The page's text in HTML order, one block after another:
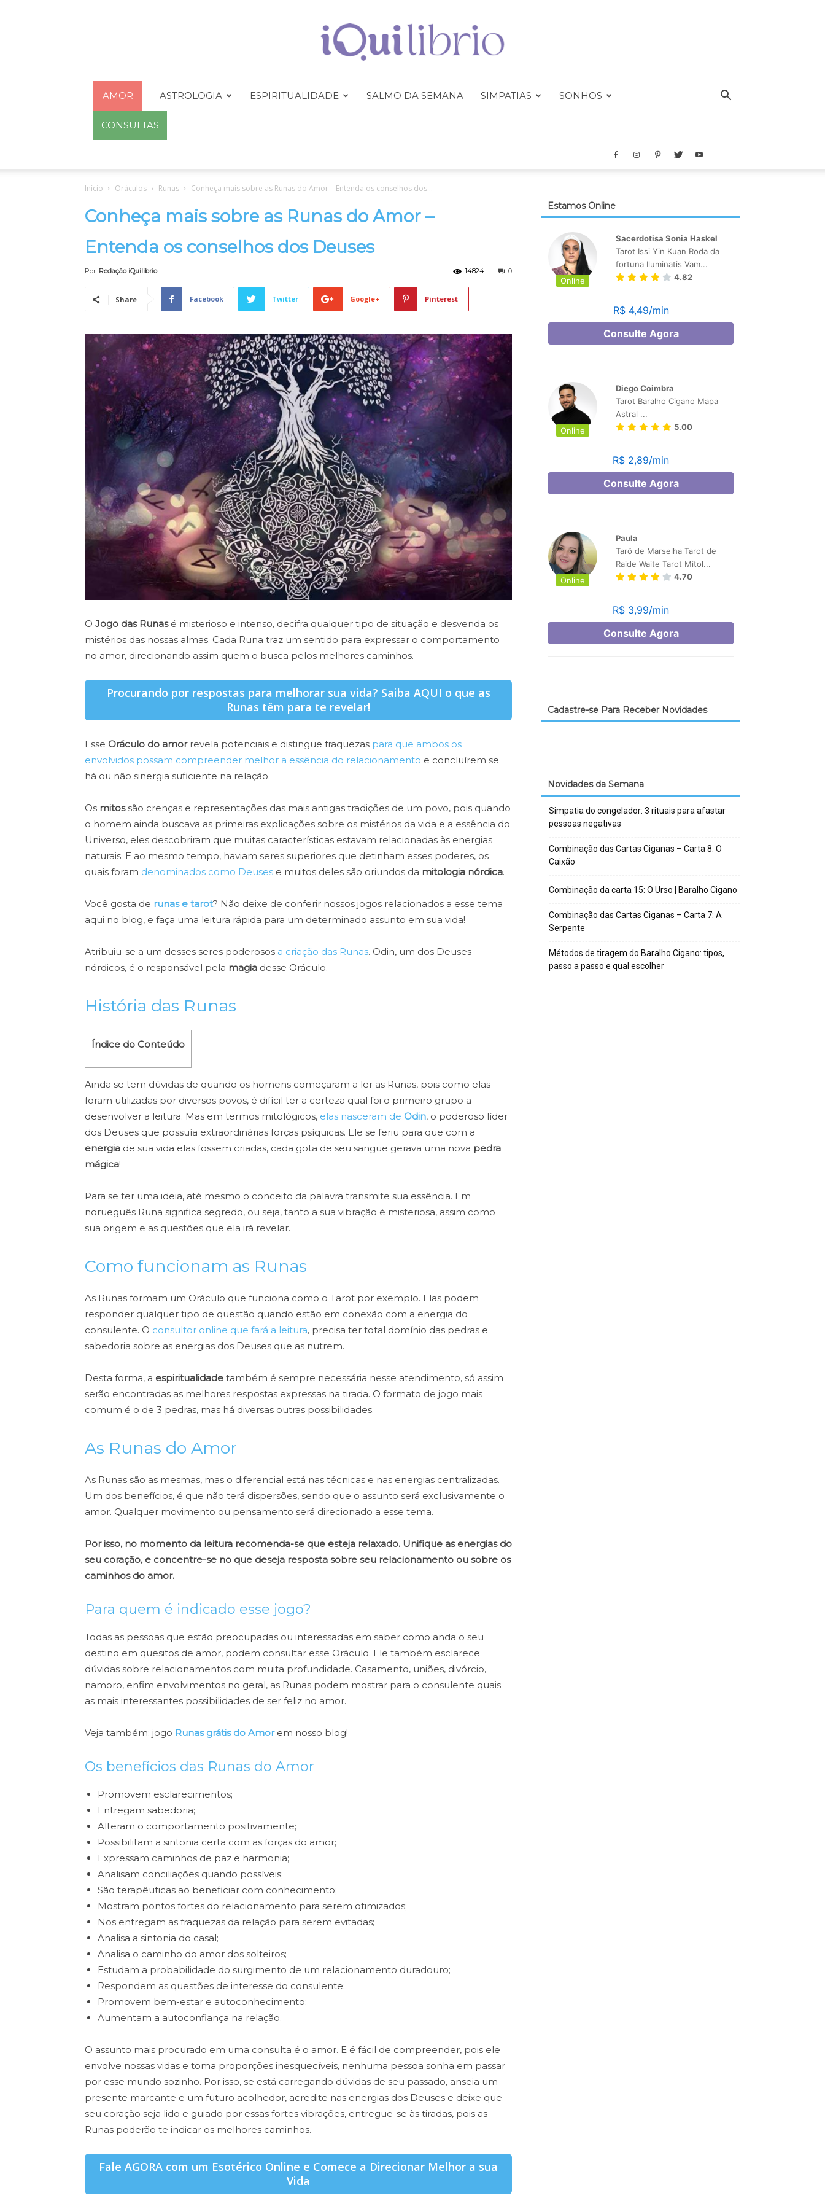
iQuilibrio
AMOR ASTROLOGIA ESPIRITUALIDADE SALMO DA SEMANA SIMPATIAS SONHOS
CONSULTAS
Início Oráculos Runas Conheça mais sobre as Runas do Amor – Entenda os conselhos dos...
Conheça mais sobre as Runas do Amor –
Entenda os conselhos dos Deuses
Por Redação iQuilibrio 0
14824
Share Facebook Twitter Google+ Pinterest
O Jogo das Runasé misterioso e intenso, decifra qualquer tipo de situação e desvenda os
mistérios das nossas almas. Cada Runa traz um sentido para expressar o comportamento
no amor, direcionando assim quem o busca pelos melhores caminhos.
Procurando por respostas para melhorar sua vida? Saiba AQUI o que as
Runas têm para te revelar!
Esse Oráculo do amorrevela potenciais e distingue fraquezas para que ambos os
envolvidos possam compreender melhor a essência do relacionamento e concluírem se
há ou não sinergia suficiente na relação.
Os mitossão crenças e representações das mais antigas tradições de um povo, pois quando
o homem ainda buscava as primeiras explicações sobre os mistérios da vida e a essência do
Universo, eles descobriram que muitas características estavam relacionadas às energias
naturais. E ao mesmo tempo, haviam seres superiores que detinham esses poderes, os
quais foram denominados como Deuses e muitos deles são oriundos da mitologia nórdica.
Você gosta de runas e tarot? Não deixe de conferir nossos jogos relacionados a esse tema
aqui no blog, e faça uma leitura rápida para um determinado assunto em sua vida!
Atribuiu-se a um desses seres poderosos a criação das Runas. Odin, um dos Deuses
nórdicos, é o responsável pela magia desse Oráculo.
História das Runas
Índice do Conteúdo
Ainda se tem dúvidas de quando os homens começaram a ler as Runas, pois como elas
foram utilizadas por diversos povos, é difícil ter a certeza qual foi o primeiro grupo a
desenvolver a leitura. Mas em termos mitológicos, elas nasceram de Odin, o poderoso líder
dos Deuses que possuía extraordinárias forças psíquicas. Ele se feriu para que com a
energia de sua vida elas fossem criadas, cada gota de seu sangue gerava uma nova pedra
mágica!
Para se ter uma ideia, até mesmo o conceito da palavra transmite sua essência. Em
norueguês Runa significa segredo, ou seja, tanto a sua vibração é misteriosa, assim como
sua origem e as questões que ela irá revelar.
Como funcionam as Runas
As Runas formam um Oráculo que funciona como o Tarot por exemplo. Elas podem
responder qualquer tipo de questão quando estão em conexão com a energia do
consulente. O consultor online que fará a leitura, precisa ter total domínio das pedras e
sabedoria sobre as energias dos Deuses que as nutrem.
Desta forma, a espiritualidade também é sempre necessária nesse atendimento, só assim
serão encontradas as melhores respostas expressas na tirada. O formato de jogo mais
comum é o de 3 pedras, mas há diversas outras possibilidades.
As Runas do Amor
As Runas são as mesmas, mas o diferencial está nas técnicas e nas energias centralizadas.
Um dos benefícios, é que não terá dispersões, sendo que o assunto será exclusivamente o
amor. Qualquer movimento ou pensamento será direcionado a esse tema.
Por isso, no momento da leitura recomenda-se que esteja relaxado. Unifique as energias do
seu coração, e concentre-se no que deseja resposta sobre seu relacionamento ou sobre os
caminhos do amor.
Para quem é indicado esse jogo?
Todas as pessoas que estão preocupadas ou interessadas em saber como anda o seu
destino em quesitos de amor, podem consultar esse Oráculo. Ele também esclarece
dúvidas sobre relacionamentos com muita profundidade. Casamento, uniões, divórcio,
namoro, enfim envolvimentos no geral, as Runas podem mostrar para o consulente quais
as mais interessantes possibilidades de ser feliz no amor.
Veja também: jogo Runas grátis do Amorem nosso blog!
Os benefícios das Runas do Amor
Promovem esclarecimentos;
Entregam sabedoria;
Alteram o comportamento positivamente;
Possibilitam a sintonia certa com as forças do amor;
Expressam caminhos de paz e harmonia;
Analisam conciliações quando possíveis;
São terapêuticas ao beneficiar com conhecimento;
Mostram pontos fortes do relacionamento para serem otimizados;
Nos entregam as fraquezas da relação para serem evitadas;
Analisa a sintonia do casal;
Analisa o caminho do amor dos solteiros;
Estudam a probabilidade do surgimento de um relacionamento duradouro;
Respondem as questões de interesse do consulente;
Promovem bem-estar e autoconhecimento;
Aumentam a autoconfiança na relação.
O assunto mais procurado em uma consulta é o amor. E é fácil de compreender, pois ele
envolve nossas vidas e toma proporções inesquecíveis, nenhuma pessoa sonha em passar
por esse mundo sozinho. Por isso, se está carregando dúvidas de seu passado, anseia um
presente marcante e um futuro acolhedor, acredite nas energias dos Deuses e deixe que
seu coração seja lido e guiado por essas fortes vibrações, entregue-se às tiradas, pois as
Runas poderão te indicar os melhores caminhos.
Fale AGORA com um Esotérico Online e Comece a Direcionar Melhor a sua
Vida
Estamos Online
Cadastre-se Para Receber Novidades
Novidades da Semana
Simpatia do congelador: 3 rituais para afastar
pessoas negativas
Combinação das Cartas Ciganas – Carta 8: O
Caixão
Combinação da carta 15: O Urso | Baralho Cigano
Combinação das Cartas Ciganas – Carta 7: A
Serpente
Métodos de tiragem do Baralho Cigano: tipos,
passo a passo e qual escolher